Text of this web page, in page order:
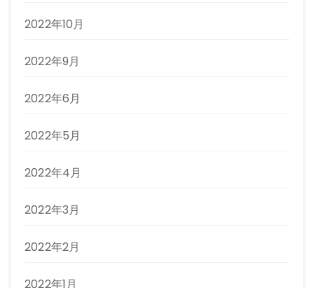
2022年10月
2022年9月
2022年6月
2022年5月
2022年4月
2022年3月
2022年2月
2022年1月